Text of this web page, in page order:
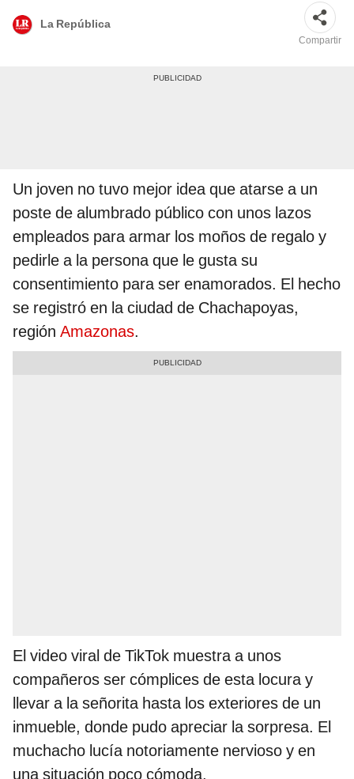
La República
Compartir
Un joven no tuvo mejor idea que atarse a un
poste de alumbrado público con unos lazos
empleados para armar los moños de regalo y
pedirle a la persona que le gusta su
consentimiento para ser enamorados. El hecho
se registró en la ciudad de Chachapoyas,
región Amazonas.
El video viral de TikTok muestra a unos
compañeros ser cómplices de esta locura y
llevar a la señorita hasta los exteriores de un
inmueble, donde pudo apreciar la sorpresa. El
muchacho lucía notoriamente nervioso y en
una situación poco cómoda.